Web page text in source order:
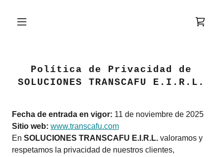
Política de Privacidad de
SOLUCIONES TRANSCAFU E.I.R.L.
Fecha de entrada en vigor: 11 de noviembre de 2025
Sitio web: www.transcafu.com
En SOLUCIONES TRANSCAFU E.I.R.L. valoramos y
respetamos la privacidad de nuestros clientes,